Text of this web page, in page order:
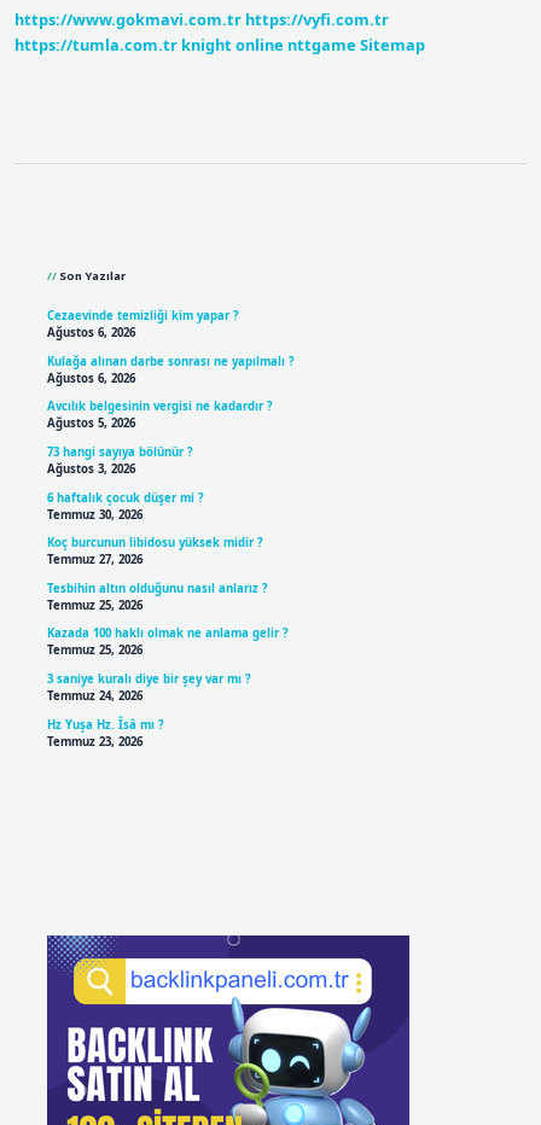
https://www.gokmavi.com.tr https://vyfi.com.tr
https://tumla.com.tr knight online nttgame Sitemap
Son Yazılar
Cezaevinde temizliği kim yapar ?
Ağustos 6, 2026
Kulağa alınan darbe sonrası ne yapılmalı ?
Ağustos 6, 2026
Avcılık belgesinin vergisi ne kadardır ?
Ağustos 5, 2026
73 hangi sayıya bölünür ?
Ağustos 3, 2026
6 haftalık çocuk düşer mi ?
Temmuz 30, 2026
Koç burcunun libidosu yüksek midir ?
Temmuz 27, 2026
Tesbihin altın olduğunu nasıl anlarız ?
Temmuz 25, 2026
Kazada 100 haklı olmak ne anlama gelir ?
Temmuz 25, 2026
3 saniye kuralı diye bir şey var mı ?
Temmuz 24, 2026
Hz Yuşa Hz. Îsâ mı ?
Temmuz 23, 2026